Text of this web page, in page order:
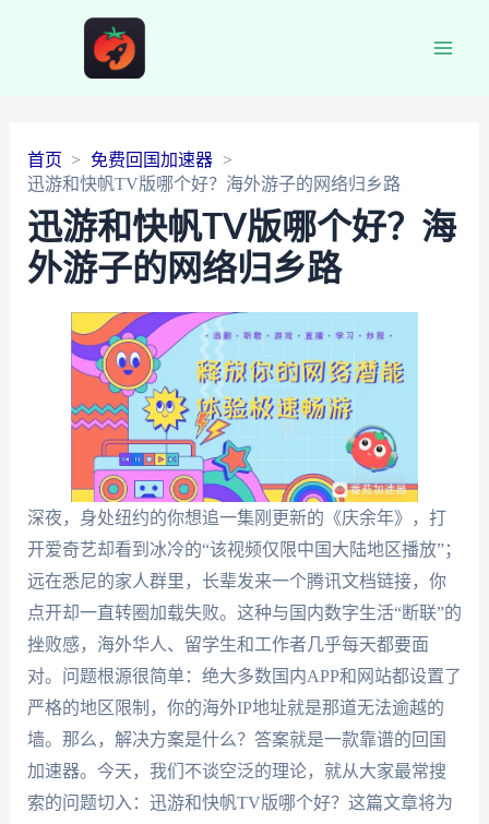
首页
免费回国加速器
迅游和快帆TV版哪个好？海外游子的网络归乡路
迅游和快帆TV版哪个好？海
外游子的网络归乡路
深夜，身处纽约的你想追一集刚更新的《庆余年》，打
开爱奇艺却看到冰冷的“该视频仅限中国大陆地区播放”；
远在悉尼的家人群里，长辈发来一个腾讯文档链接，你
点开却一直转圈加载失败。这种与国内数字生活“断联”的
挫败感，海外华人、留学生和工作者几乎每天都要面
对。问题根源很简单：绝大多数国内APP和网站都设置了
严格的地区限制，你的海外IP地址就是那道无法逾越的
墙。那么，解决方案是什么？答案就是一款靠谱的回国
加速器。今天，我们不谈空泛的理论，就从大家最常搜
索的问题切入：迅游和快帆TV版哪个好？这篇文章将为